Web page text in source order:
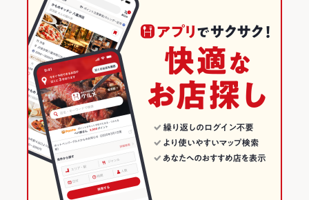
多治見駅 × 広東料理
居酒屋
洋・和洋・各国料理・その他
多治見・土岐 × 居酒屋
多治見・土岐 × 洋・和洋・各国料理・その他
多治見駅 × 居酒屋
多治見駅 × 洋・和洋・各国料理・その他
多治見市 × 洋・和洋・各国料理・その他
岐阜 × 中華
岐阜 × 広東料理
岐阜 × 居酒屋
岐阜 × 洋・和洋・各国料理・その他
杏仁豆腐 デザート
岐阜の中華ランキング
多治見・土岐のグルメランキング
多治見市のグルメランキング